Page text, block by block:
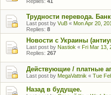
Трудности перевода.
Last post by VuB « Mon Apr 20,
Replies: 8
Новости с Украины
Last post by Nastiok « Fri Mar 13,
Replies: 267
Действующие / платные
Last post by MegaVattnik « Tue
Назад в будущее.